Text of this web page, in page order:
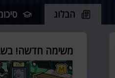
הבלוג
משימה חדשה!